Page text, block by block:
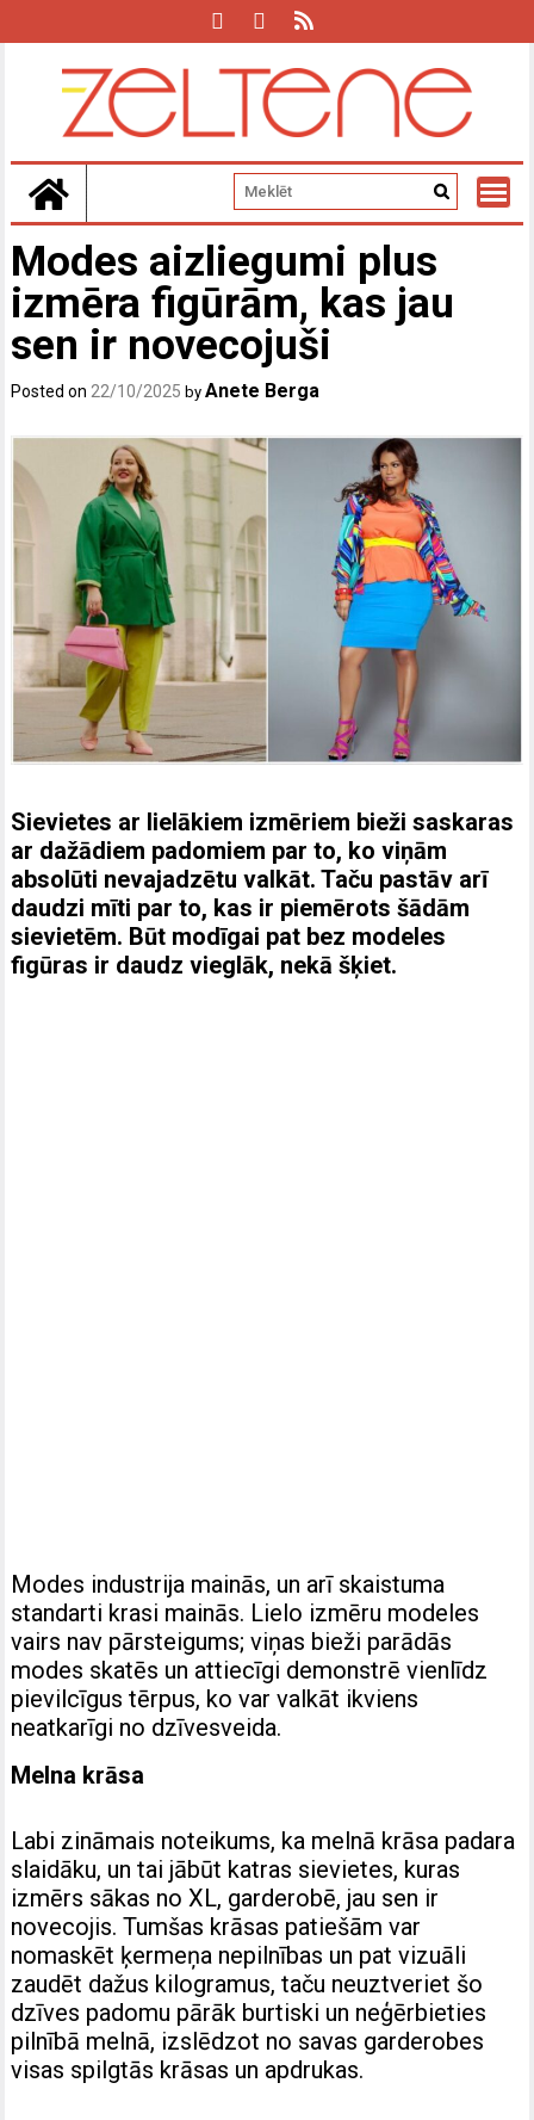
Modes aizliegumi plus
izmēra figūrām, kas jau
sen ir novecojuši
Posted on 22/10/2025 byAnete Berga
Sievietes ar lielākiem izmēriem bieži saskaras
ar dažādiem padomiem par to, ko viņām
absolūti nevajadzētu valkāt. Taču pastāv arī
daudzi mīti par to, kas ir piemērots šādām
sievietēm. Būt modīgai pat bez modeles
figūras ir daudz vieglāk, nekā šķiet.
Modes industrija mainās, un arī skaistuma
standarti krasi mainās. Lielo izmēru modeles
vairs nav pārsteigums; viņas bieži parādās
modes skatēs un attiecīgi demonstrē vienlīdz
pievilcīgus tērpus, ko var valkāt ikviens
neatkarīgi no dzīvesveida.
Melna krāsa
Labi zināmais noteikums, ka melnā krāsa padara
slaidāku, un tai jābūt katras sievietes, kuras
izmērs sākas no XL, garderobē, jau sen ir
novecojis. Tumšas krāsas patiešām var
nomaskēt ķermeņa nepilnības un pat vizuāli
zaudēt dažus kilogramus, taču neuztveriet šo
dzīves padomu pārāk burtiski un neģērbieties
pilnībā melnā, izslēdzot no savas garderobes
visas spilgtās krāsas un apdrukas.